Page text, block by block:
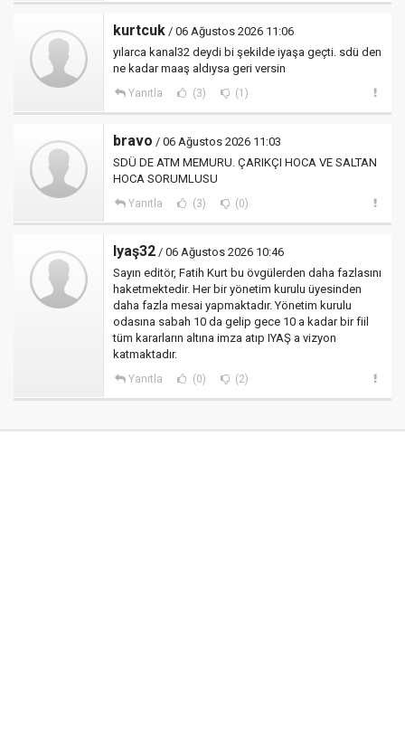
kurtcuk / 06 Ağustos 2026 11:06
yılarca kanal32 deydi bi şekilde iyaşa geçti. sdü den
ne kadar maaş aldıysa geri versin
Yanıtla (3) (1)
bravo / 06 Ağustos 2026 11:03
SDÜ DE ATM MEMURU. ÇARIKÇI HOCA VE SALTAN
HOCA SORUMLUSU
Yanıtla (3) (0)
Iyaş32 / 06 Ağustos 2026 10:46
Sayın editör, Fatih Kurt bu övgülerden daha fazlasını
haketmektedir. Her bir yönetim kurulu üyesinden
daha fazla mesai yapmaktadır. Yönetim kurulu
odasına sabah 10 da gelip gece 10 a kadar bir fiil
tüm kararların altına imza atıp IYAŞ a vizyon
katmaktadır.
Yanıtla (0) (2)